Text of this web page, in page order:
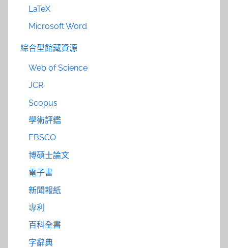
LaTeX
Microsoft Word
綜合型館藏資源
Web of Science
JCR
Scopus
學術評鑑
EBSCO
博碩士論文
電子書
新聞報紙
專利
百科全書
字辭典